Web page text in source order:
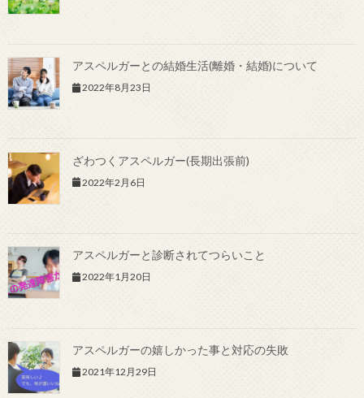
アスペルガーとの結婚生活(離婚・結婚)について
2022年8月23日
ざわつくアスペルガー(長期出張前)
2022年2月6日
アスペルガーと診断されてつらいこと
2022年1月20日
アスペルガーの嬉しかった事と対応の失敗
2021年12月29日